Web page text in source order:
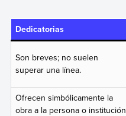
Dedicatorias
Son breves; no suelen
superar una línea.
Ofrecen simbólicamente la
obra a la persona o institución